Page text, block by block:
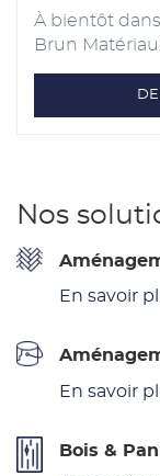
À bientôt
Brun
Nos
En savoir
En savoir
Bois &